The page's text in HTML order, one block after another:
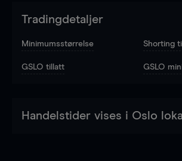
Tradingdetaljer
Minimumsstørrelse Shorting
GSLO tillatt GSLO
Handelstider vises i Oslo